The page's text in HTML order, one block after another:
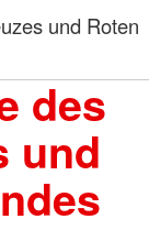
des
und